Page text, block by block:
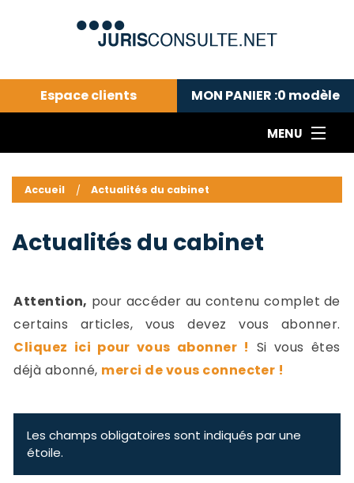
Espace clients MON PANIER :0 modèle
MENU
---Actualités du droit public---
Droit pénal---
Droit privé ---
Abonnement aux actualités
Accueil Actualités du cabinet
Actualités du cabinet
Attention, pour accéder au contenu complet de
certains articles, vous devez vous abonner.
Cliquez ici pour vous abonner ! Si vous êtes
déjà abonné, merci de vous connecter !
Les champs obligatoires sont indiqués par une
étoile.